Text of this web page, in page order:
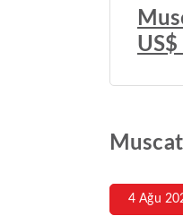
4 Ağu